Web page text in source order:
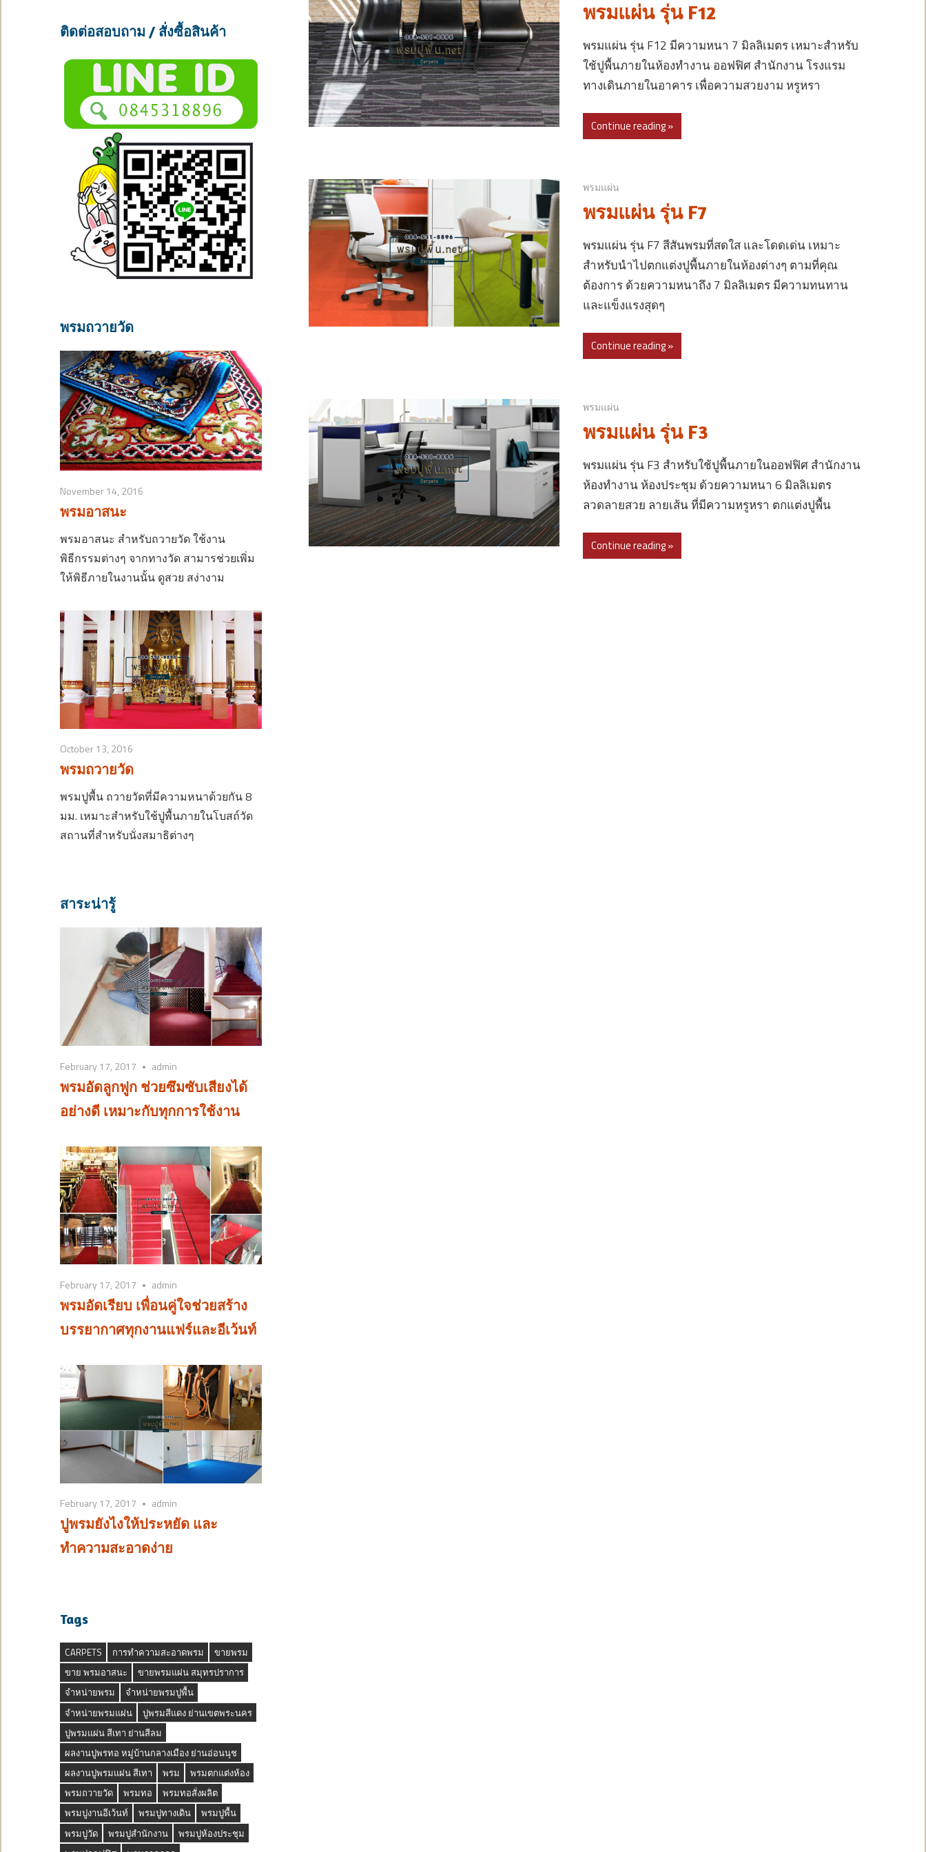
พรมแผ่น รุ่น F12
พรมแผ่น รุ่น F12 มีความหนา 7 มิลลิเมตร เหมาะสำหรับ
ใช้ปูพื้นภายในห้องทำงาน ออฟฟิศ สำนักงาน โรงแรม
ทางเดินภายในอาคาร เพื่อความสวยงาม หรูหรา
Continue reading »
พรมแผ่น
พรมแผ่น รุ่น F7
พรมแผ่น รุ่น F7 สีสันพรมที่สดใส และโดดเด่น เหมาะ
สำหรับนำไปตกแต่งปูพื้นภายในห้องต่างๆ ตามที่คุณ
ต้องการ ด้วยความหนาถึง 7 มิลลิเมตร มีความทนทาน
และแข็งแรงสุดๆ
Continue reading »
พรมแผ่น
พรมแผ่น รุ่น F3
พรมแผ่น รุ่น F3 สำหรับใช้ปูพื้นภายในออฟฟิศ สำนักงาน
ห้องทำงาน ห้องประชุม ด้วยความหนา 6 มิลลิเมตร
ลวดลายสวย ลายเส้น ที่มีความหรูหรา ตกแต่งปูพื้น
Continue reading »
ติดต่อสอบถาม / สั่งซื้อสินค้า
พรมถวายวัด
November 14, 2016
พรมอาสนะ
พรมอาสนะ สำหรับถวายวัด ใช้งาน
พิธีกรรมต่างๆ จากทางวัด สามารช่วยเพิ่ม
ให้พิธีภายในงานนั้น ดูสวย สง่างาม
October 13, 2016
พรมถวายวัด
พรมปูพื้น ถวายวัดที่มีความหนาด้วยกัน 8
มม. เหมาะสำหรับใช้ปูพื้นภายในโบสถ์วัด
สถานที่สำหรับนั่งสมาธิต่างๆ
สาระน่ารู้
February 17, 2017 admin
พรมอัดลูกฟูก ช่วยซึมซับเสียงได้
อย่างดี เหมาะกับทุกการใช้งาน
February 17, 2017 admin
พรมอัดเรียบ เพื่อนคู่ใจช่วยสร้าง
บรรยากาศทุกงานแฟร์และอีเว้นท์
February 17, 2017 admin
ปูพรมยังไงให้ประหยัด และ
ทำความสะอาดง่าย
Tags
CARPETS การทำความสะอาดพรม
ขายพรม
ขาย พรมอาสนะ
ขายพรมแผ่น สมุทรปราการ
จำหน่ายพรม
จำหน่ายพรมปูพื้น
จำหน่ายพรมแผ่น
ปูพรมสีแดง ย่านเขตพระนคร
ปูพรมแผ่น สีเทา ย่านสีลม
ผลงานปูพรทอ หมู่บ้านกลางเมือง ย่านอ่อนนุช
ผลงานปูพรมแผ่น สีเทา
พรม
พรมตกแต่งห้อง
พรมถวายวัด
พรมทอ
พรมทอสั่งผลิต
พรมปูงานอีเว้นท์
พรมปูทางเดิน
พรมปูพื้น
พรมปูวัด
พรมปูสำนักงาน
พรมปูห้องประชุม